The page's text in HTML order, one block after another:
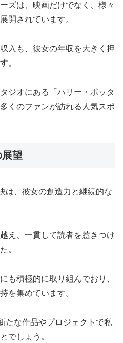
ズは、映画だけでなく、様々
開されています。
入も、彼女の年収を大きく押
。
ジオにある「ハリー・ポッタ
くのファンが訪れる人気スポ
望
は、彼女の創造力と継続的な
え、一貫して読者を惹きつけ
。
も積極的に取り組んでおり、
を集めています。
たな作品やプロジェクトで私
でしょう。